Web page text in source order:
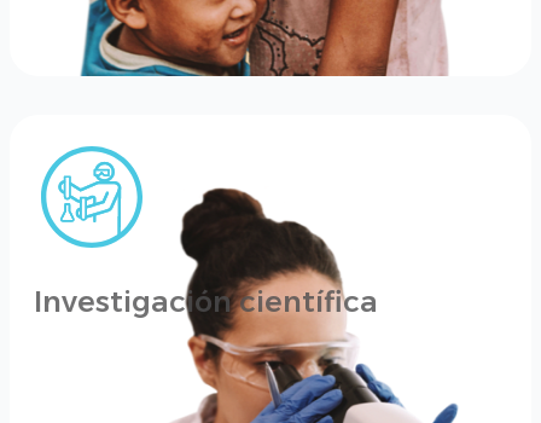
Investigación científica